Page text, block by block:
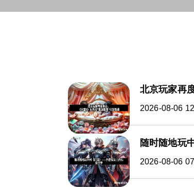
北京玩家再
2026-08-06
随时随地玩
2026-08-06